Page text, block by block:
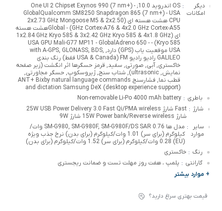
دیگر
امکانات
:
OS اندروید 10.0; One UI 2 Chipset Exynos 990 (7 nm+) -
GlobalQualcomm SM8250 Snapdragon 865 (7 nm+) - USA
CPU هشت هسته ای (2x2.73 GHz Mongoose M5 & 2x2.50
GHz Cortex-A76 & 4x2.0 GHz Cortex-A55) - Globalهشت هسته
ای (1x2.84 GHz Kryo 585 & 3x2.42 GHz Kryo 585 & 4x1.8 GHz
Kryo 585) - USA GPU Mali-G77 M‍P11 - GlobalAdreno 650 -
USA موقعیت یاب (GPS) دارد, with A-GPS, GLONASS, BDS,
GALILEO رادیو رادیو FM (USA & Canada فقط) رنگ بندی
خاکستری, آبی, صورتی, سفید, قرمز حسگرها اثر انگشت (زیر صفحه
نمایش, ultrasonic), شتاب سنج, ژیروسکوپ, حسگر مجاورتی,
قطب نما, فشارسنج ANT+ Bixby natural language commands
and dictation Samsung DeX (desktop experience support)
باطری :
Non-removable Li-Po 4000 mAh battery
شارژ :
Fast شارژ 25W USB Power Delivery 3.0 Fast Qi/PMA wireless
شارژ 15W Power bank/Reverse wireless شارژ 9W
سایر
موارد
:
مدل ها SM-G980, SM-G980F, SM-G980F/DS SAR 0.76 وات/
کیلوگرم (برای سر) 1.01 وات/کیلوگرم (برای بدن) نرخ جذب ویژه
(EU) 0.28 وات/کیلوگرم (برای سر) 1.52 وات/کیلوگرم (برای بدن)
رنگ : خاکستری
گارانتی : پلمپ ، هفت روز مهلت تست و ضمانت ریجستری
+ موارد بیشتر
قیمت بهتری سراغ دارید؟